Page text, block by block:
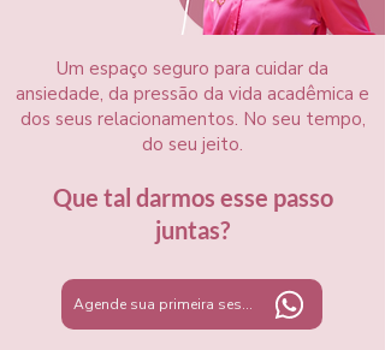
Um espaço seguro para cuidar da
ansiedade, da pressão da vida acadêmica e
dos seus relacionamentos. No seu tempo,
do seu jeito.
Que tal darmos esse passo
juntas?
Agende sua primeira sessão